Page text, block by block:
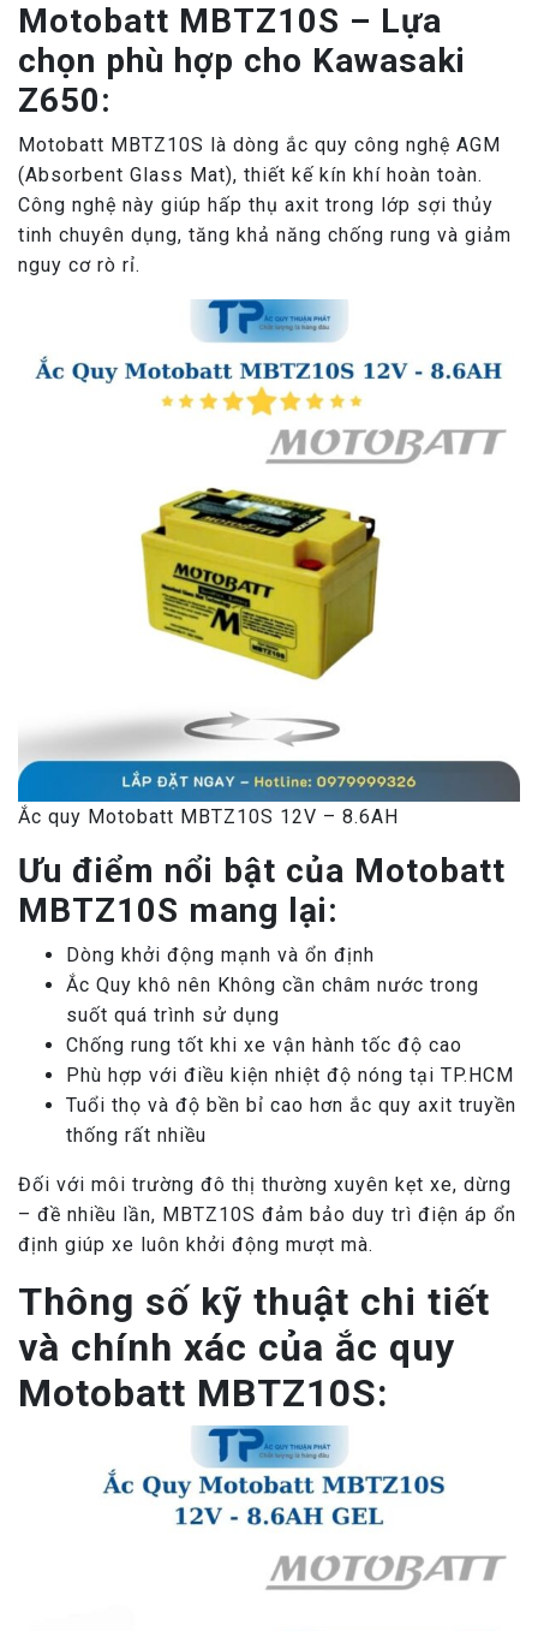
Motobatt MBTZ10S – Lựa
chọn phù hợp cho Kawasaki
Z650:
Motobatt MBTZ10S là dòng ắc quy công nghệ AGM
(Absorbent Glass Mat), thiết kế kín khí hoàn toàn.
Công nghệ này giúp hấp thụ axit trong lớp sợi thủy
tinh chuyên dụng, tăng khả năng chống rung và giảm
nguy cơ rò rỉ.
Ắc quy Motobatt MBTZ10S 12V – 8.6AH
Ưu điểm nổi bật của Motobatt
MBTZ10S mang lại:
Dòng khởi động mạnh và ổn định
Ắc Quy khô nên Không cần châm nước trong
suốt quá trình sử dụng
Chống rung tốt khi xe vận hành tốc độ cao
Phù hợp với điều kiện nhiệt độ nóng tại TP.HCM
Tuổi thọ và độ bền bỉ cao hơn ắc quy axit truyền
thống rất nhiều
Đối với môi trường đô thị thường xuyên kẹt xe, dừng
– đề nhiều lần, MBTZ10S đảm bảo duy trì điện áp ổn
định giúp xe luôn khởi động mượt mà.
Thông số kỹ thuật chi tiết
và chính xác của ắc quy
Motobatt MBTZ10S: